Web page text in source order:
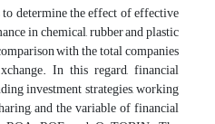
determine the effect of effective
in chemical, rubber and plastic
with the total companies
In this regard, financial
investment strategies, working
and the variable of financial